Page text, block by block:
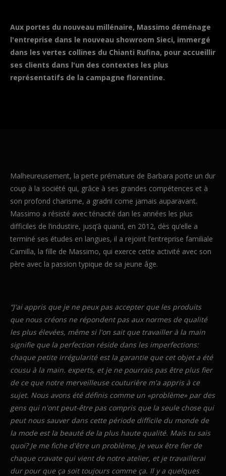
Aux portes du nouveau millénaire, Massimo déménage
l'entreprise dans le nouveau showroom Sieci, immergé
dans les vertes collines du Chianti Rufina, pour accueillir
ses clients dans l'un des contextes les plus
représentatifs de la campagne florentine.
Malheureusement, la perte prémature de Barbara porte un dur
coup à la société qui, grâce à ses grandes compétences et à
son profond charisme, a gradni come jamais auparavant.
Massimo a résisté avec ténacité dan les années les plus
difficiles de l’industire, jusq’à quand, en 2012, dès qu’elle a
terminé ses études en langues, il a rejoint l’entreprise familiale
Camilla, la fille de Massimo, qui exerce cette activité avec son
père avec la passion typique de sa jeune âge.
“J'ai appris que je ne peux pas accepter que les produits
que nous créons ne répondent pas aux normes de qualité
les plus élevées, même si l'on sait que travailler à la main
signifie que la perfection réside dans les imperfections:
chaque petite irrégularité est la garantie que cet objet a été
cousu à la main. experts, et je ne pourrais pas être plus fier
de ce que notre merveilleuse couturière m'a appris à ce
sujet. Nous avons été définis comme un «problème» par des
gens qui n'ont peut-être pas compris que la seule chose qui
peut nous sauver dans cette période difficile du monde de
la mode est la beauté de la plus haute qualité. Mais tu sais
quoi? Je me fiche d'être un problème, je veux être fier de
chaque cravate qui vient de notre atelier, et je travaillerai
dur pour que ça soit toujours comme ça. Il y a quelques